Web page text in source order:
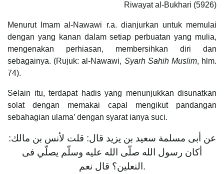
Riwayat al-Bukhari (5926)
Menurut Imam al-Nawawi r.a. dianjurkan untuk memulai
dengan yang kanan dalam setiap perbuatan yang mulia,
mengenakan perhiasan, membersihkan diri dan
sebagainya. (Rujuk: al-Nawawi, Syarh Sahih Muslim, hlm.
74).
Selain itu, terdapat hadis yang menunjukkan disunatkan
solat dengan memakai capal mengikut pandangan
sebahagian ulama’ dengan syarat ianya suci.
عن أبى مسلمة سعيد بن يزيد قال: قلت لأنس بن مالك:
أكان رسول الله صلّى الله عليه وسلّم يصلّي فى
النعلين؟ قال نعم.